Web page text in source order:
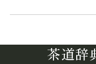
茶道辞